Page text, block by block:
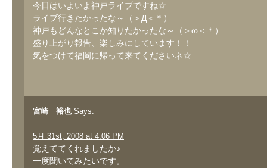
今日はいよいよ神戸ライブですね☆
ライブ行きたかったな～（＞Д＜＊）
神戸もどんなとこか知りたかったな～（＞ω＜＊）
盛り上がり報告、楽しみにしています！！
気をつけて福岡に帰って来てくださいネ☆
宮崎 裕也 Says:
5月 31st, 2008 at 4:06 PM
覚えててくれましたか♪
一度聞いてみたいです。